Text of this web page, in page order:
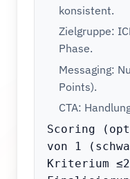
konsistent.
Zielgruppe:
Phase.
Messaging:
Points).
CTA:
Scoring
von 1
Kriterium